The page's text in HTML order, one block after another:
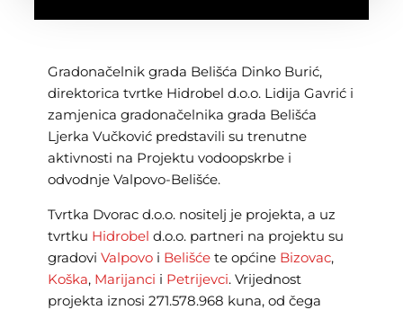
Gradonačelnik grada Belišća Dinko Burić,
direktorica tvrtke Hidrobel d.o.o. Lidija Gavrić i
zamjenica gradonačelnika grada Belišća
Ljerka Vučković predstavili su trenutne
aktivnosti na Projektu vodoopskrbe i
odvodnje Valpovo-Belišće.
Tvrtka Dvorac d.o.o. nositelj je projekta, a uz
tvrtku Hidrobel d.o.o. partneri na projektu su
gradovi Valpovo i Belišće te općine Bizovac,
Koška, Marijanci i Petrijevci. Vrijednost
projekta iznosi 271.578.968 kuna, od čega